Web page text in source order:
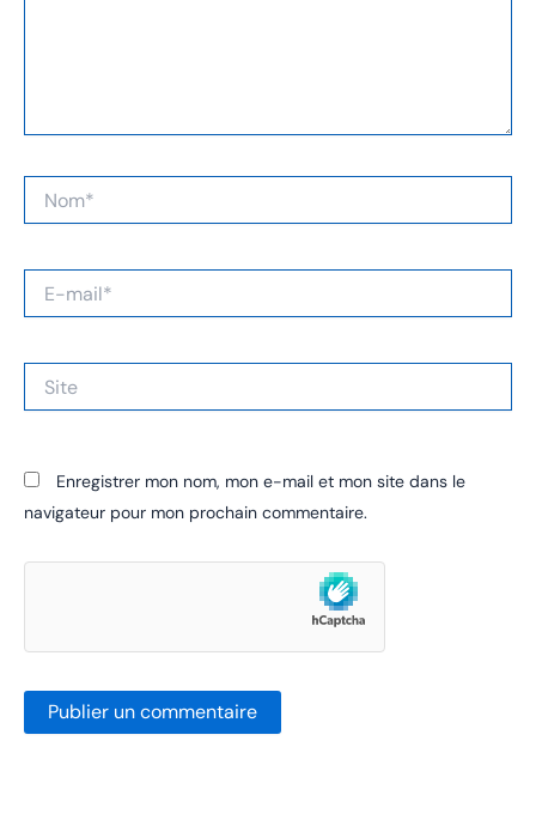
mail*
Enregistrer mon nom, mon e-mail et mon site dans le
navigateur pour mon prochain commentaire.